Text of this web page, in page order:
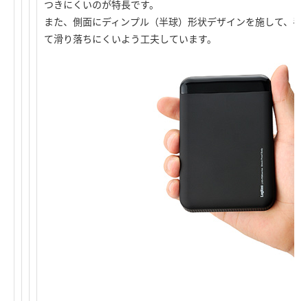
つきにくいのが特長です。
また、側面にディンプル（半球）形状デザインを施して、
て滑り落ちにくいよう工夫しています。